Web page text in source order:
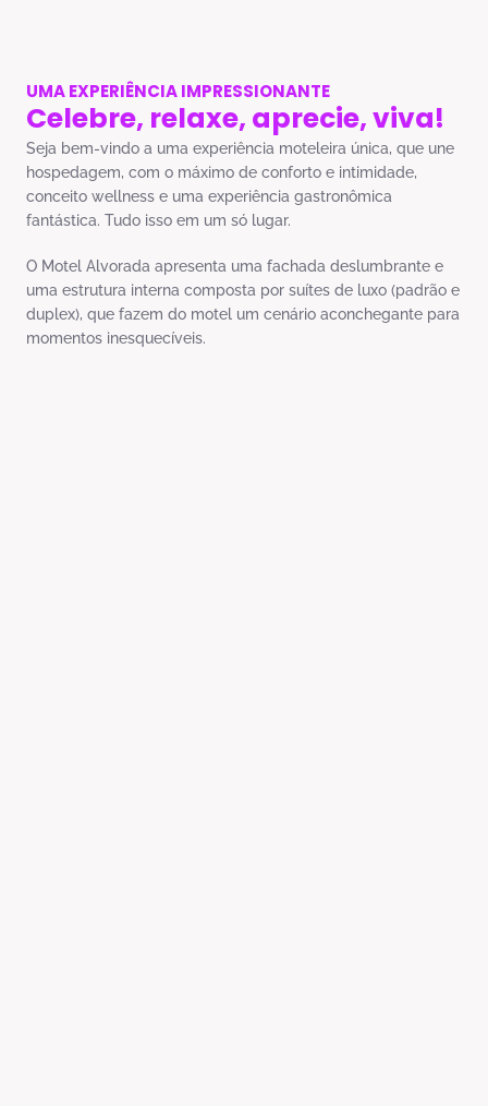
UMA EXPERIÊNCIA IMPRESSIONANTE
Celebre, relaxe, aprecie, viva!
Seja bem-vindo a uma experiência moteleira única, que une
hospedagem, com o máximo de conforto e intimidade,
conceito wellness e uma experiência gastronômica
fantástica. Tudo isso em um só lugar.
O Motel Alvorada apresenta uma fachada deslumbrante e
uma estrutura interna composta por suítes de luxo (padrão e
duplex), que fazem do motel um cenário aconchegante para
momentos inesquecíveis.